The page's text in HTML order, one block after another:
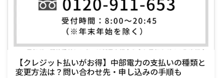
【クレジット払いがお得】中部電力の支払いの種類と
変更方法は？問い合わせ先・申し込みの手順も